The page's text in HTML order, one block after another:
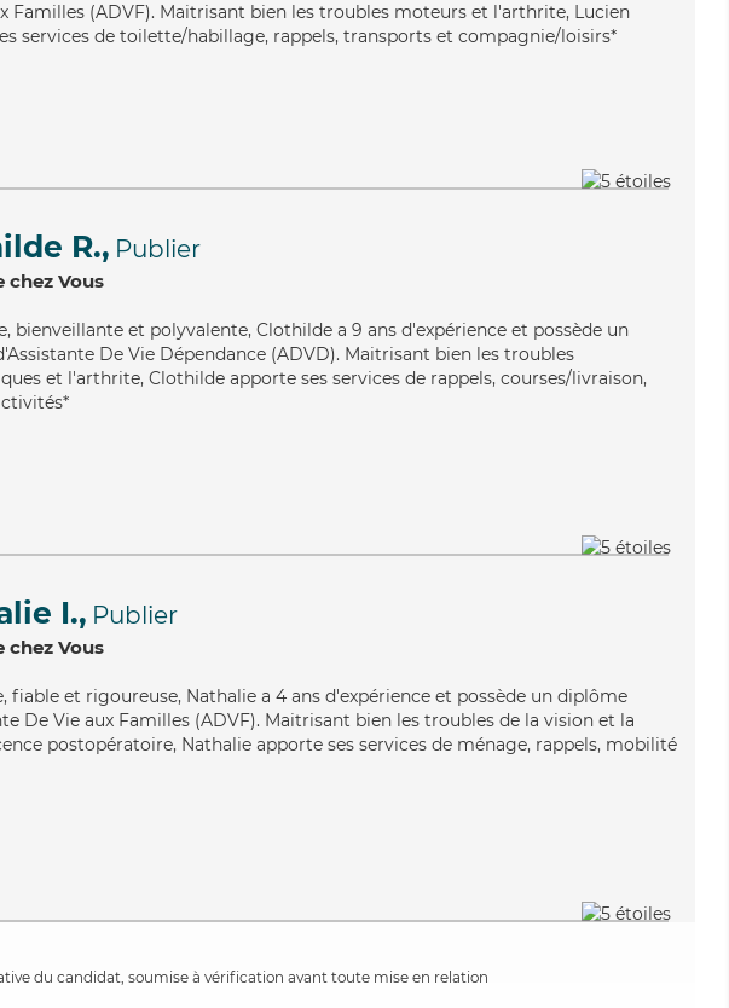
Familles (ADVF). Maitrisant bien les troubles moteurs et l'arthrite, Lucien
services de toilette/habillage, rappels, transports et compagnie/loisirs*
R., Publier
chez Vous
, bienveillante et polyvalente, Clothilde a 9 ans d'expérience et possède un
De Vie Dépendance (ADVD). Maitrisant bien les troubles
et l'arthrite, Clothilde apporte ses services de rappels, courses/livraison,
I., Publier
chez Vous
, fiable et rigoureuse, Nathalie a 4 ans d'expérience et possède un diplôme
De Vie aux Familles (ADVF). Maitrisant bien les troubles de la vision et la
postopératoire, Nathalie apporte ses services de ménage, rappels, mobilité
du candidat, soumise à vérification avant toute mise en relation